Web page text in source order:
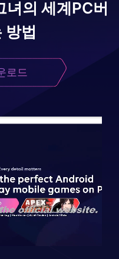
녀의 세계PC버
방법
로드